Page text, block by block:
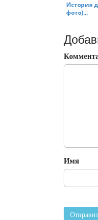
История
фото)...
Имя